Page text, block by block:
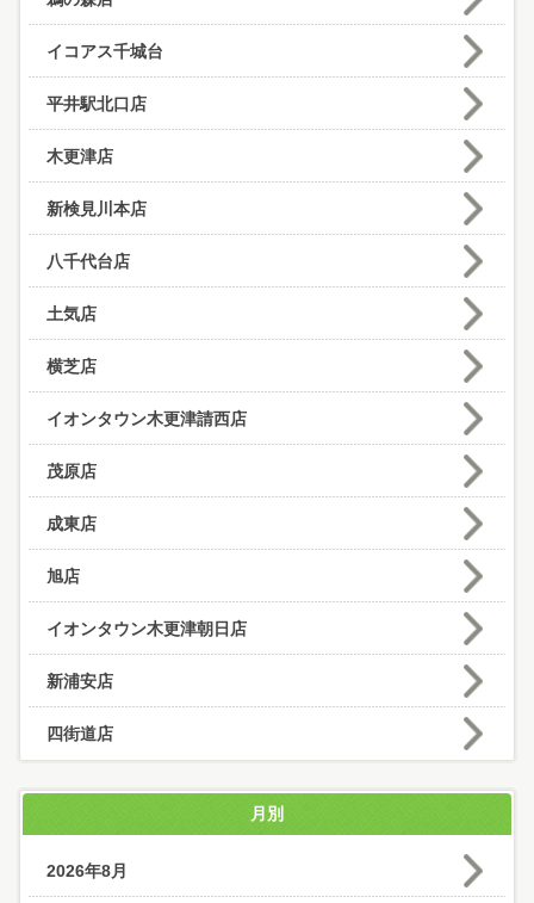
イコアス千城台
平井駅北口店
木更津店
新検見川本店
八千代台店
土気店
横芝店
イオンタウン木更津請西店
茂原店
成東店
旭店
イオンタウン木更津朝日店
新浦安店
四街道店
月別
2026年8月